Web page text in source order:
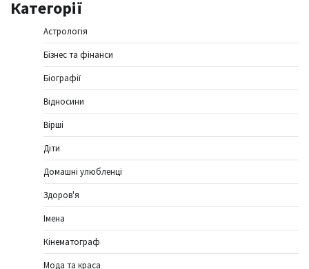
Категорії
Астрологія
Бізнес та фінанси
Біографії
Відносини
Вірші
Діти
Домашні улюбленці
Здоров'я
Імена
Кінематограф
Мода та краса